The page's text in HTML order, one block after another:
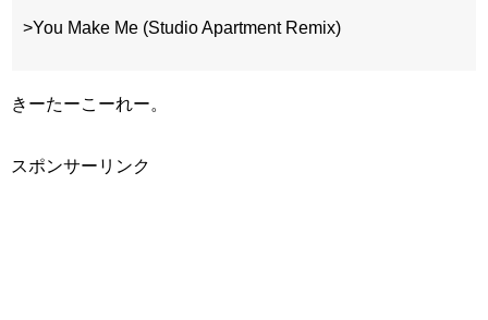
>You Make Me (Studio Apartment Remix)
きーたーこーれー。
スポンサーリンク